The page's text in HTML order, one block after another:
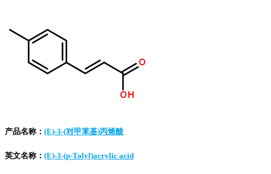
产品名称： (E)-3-(对甲苯基)丙烯酸
英文名称： (E)-3-(p-Tolyl)acrylic acid